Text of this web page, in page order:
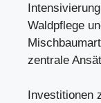
Waldpflege
zentrale
Investitionen